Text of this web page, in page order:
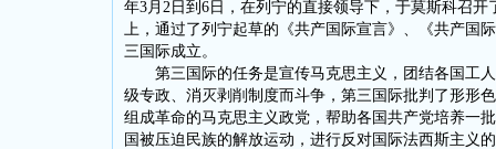
年3月2日到6日，在列宁的直接领导下，于莫斯科召
上，通过了列宁起草的《共产国际宣言》、《共产国
三国际成立。
第三国际的任务是宣传马克思主义，团结各国工人
级专政、消灭剥削制度而斗争，第三国际批判了形形
组成革命的马克思主义政党，帮助各国共产党培养
国被压迫民族的解放运动，进行反对国际法西斯主义